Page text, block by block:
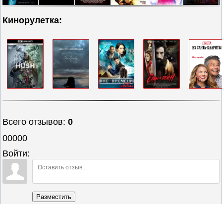
Кинорулетка:
Всего отзывов:0
00000
Войти:
Разместить